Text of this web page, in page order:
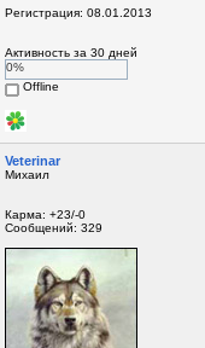
Регистрация: 08.01.2013
Активность за 30 дней
0%
Offline
Veterinar
Михаил
Карма: +23/-0
Сообщений: 329